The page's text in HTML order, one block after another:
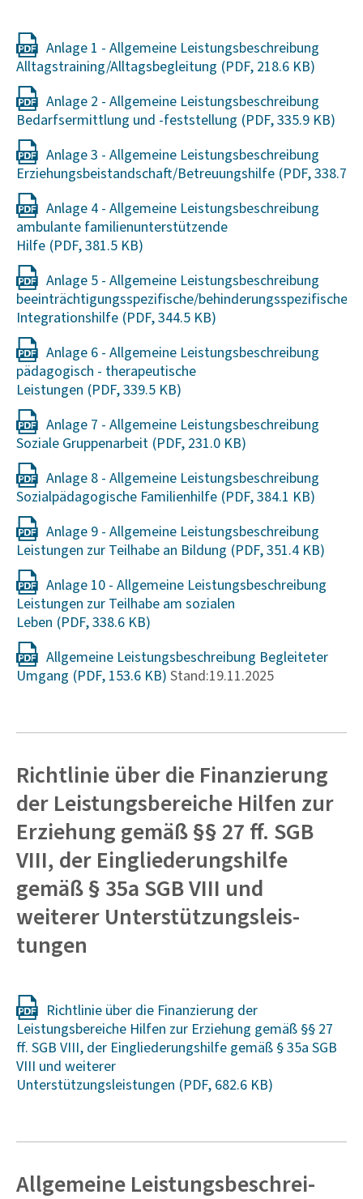
Anlage 1 - Allgemeine Leistungsbeschreibung
Alltagstraining/Alltagsbegleitung
Anlage 2 - Allgemeine Leistungsbeschreibung
Bedarfsermittlung und -feststellung
Anlage 3 - Allgemeine Leistungsbeschreibung
Erziehungsbeistandschaft/Betreuungshilfe
Anlage 4 - Allgemeine Leistungsbeschreibung
ambulante familienunterstützende
Hilfe
Anlage 5 - Allgemeine Leistungsbeschreibung
beeinträchtigungsspezifische/behinderungsspezifische
Integrationshilfe
Anlage 6 - Allgemeine Leistungsbeschreibung
pädagogisch - therapeutische
Leistungen
Anlage 7 - Allgemeine Leistungsbeschreibung
Soziale Gruppenarbeit
Anlage 8 - Allgemeine Leistungsbeschreibung
Sozialpädagogische Familienhilfe
Anlage 9 - Allgemeine Leistungsbeschreibung
Leistungen zur Teilhabe an Bildung
Anlage 10 - Allgemeine Leistungsbeschreibung
Leistungen zur Teilhabe am sozialen
Leben
Allgemeine Leistungsbeschreibung Begleiteter
Umgang
Stand:19.11.2025
Richt­linie über die Finan­zie­rung
der Leis­tungs­be­reiche Hilfen zur
Erzie­hung gemäß §§ 27 ff. SGB
VIII, der Einglie­de­rungs­hilfe
gemäß § 35a SGB VIII und
weiterer Unter­stüt­zungs­leis­
tungen
Richtlinie über die Finanzierung der
Leistungsbereiche Hilfen zur Erziehung gemäß §§ 27
ff. SGB VIII, der Eingliederungshilfe gemäß § 35a SGB
VIII und weiterer
Unterstützungsleistungen
Allge­meine Leis­tungs­be­schrei­